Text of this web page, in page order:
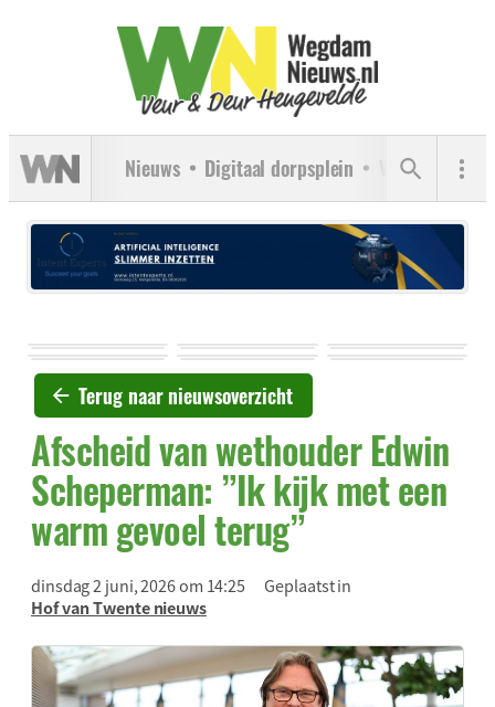
Nieuws Digitaal dorpsplein Verenigingen
Terug naar nieuwsoverzicht
Afscheid van wethouder Edwin
Scheperman: ”Ik kijk met een
warm gevoel terug”
dinsdag 2 juni, 2026 om 14:25
Geplaatst in
Hof van Twente nieuws